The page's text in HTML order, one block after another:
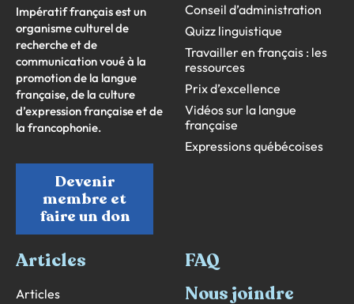
Impératif français est un
organisme culturel de
recherche et de
communication voué à la
promotion de la langue
française, de la culture
d’expression française et de
la francophonie.
Devenir
membre et
faire un don
Conseil d’administration
Quizz linguistique
Travailler en français : les
ressources
Prix d’excellence
Vidéos sur la langue
française
Expressions québécoises
Articles
Articles
FAQ
Nous joindre